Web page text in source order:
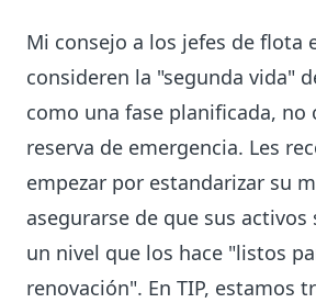
Mi consejo a los jefes de flota
consideren la "segunda vida"
como una fase planificada, no
reserva de emergencia. Les
empezar por estandarizar su
asegurarse de que sus activos
un nivel que los hace "listos
renovación". En TIP, estamos